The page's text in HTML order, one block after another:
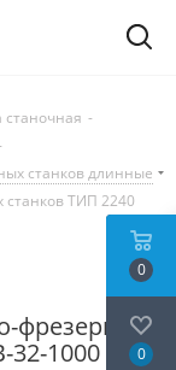
станочная -
станков длинные
ТИП 2240
фрезерных
32-1000
0
0